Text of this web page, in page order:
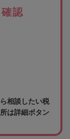
認
相談したい税
は詳細ボタン